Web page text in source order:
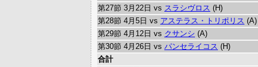
第27節 3月22日 vs スラシヴロス (H)
第28節 4月5日 vs アステラス・トリポリス (A)
第29節 4月12日 vs クサンシ (A)
第30節 4月26日 vs パンセライコス (H)
合計